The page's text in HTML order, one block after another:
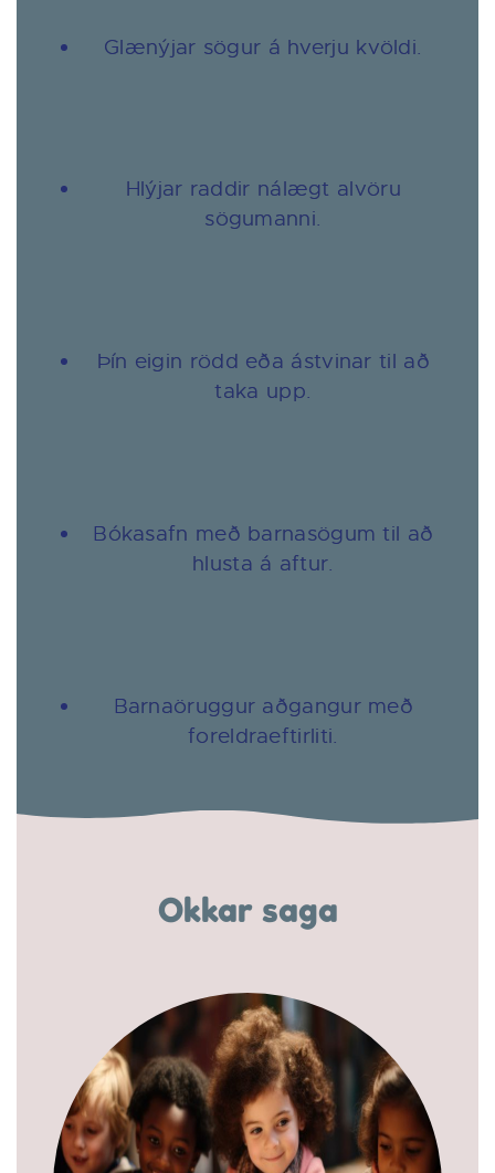
Glænýjar sögur á hverju kvöldi.
Hlýjar raddir nálægt alvöru
sögumanni.
Þín eigin rödd eða ástvinar til að
taka upp.
Bókasafn með barnasögum til að
hlusta á aftur.
Barnaöruggur aðgangur með
foreldraeftirliti.
Okkar saga